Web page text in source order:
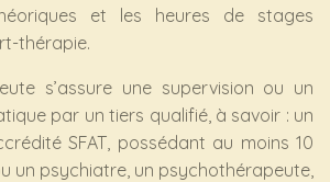
et les heures de stages
thérapie.
s’assure une supervision ou un
par un tiers qualifié, à savoir : un
SFAT, possédant au moins 10
un psychiatre, un psychothérapeute,